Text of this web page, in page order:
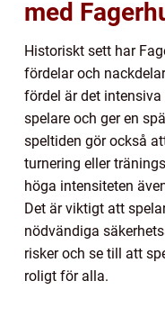
med
Historiskt sett har
fördelar och
fördel är det
spelare och ger en
speltiden gör också
turnering eller
höga intensiteten
Det är viktigt att
nödvändiga
risker och se till att
roligt för alla.